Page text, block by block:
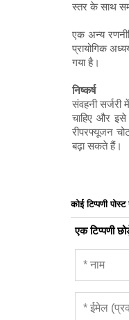
स्तर के साथ
एक अन्य
प्रायोगिक
गया है।
निष्कर्ष
संवहनी सर्जरी
चाहिए और
रीपरफ्यूजन
बढ़ा सकते हैं।
कोई टिप्पणी
एक टिप्पणी